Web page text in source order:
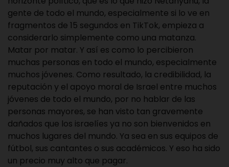
gente de todo el mundo, especialmente si lo ve en
fragmentos de 15 segundos en TikTok, empieza a
considerarlo simplemente como una matanza.
Matar por matar. Y así es como lo percibieron
muchas personas en todo el mundo, especialmente
muchos jóvenes. Como resultado, la credibilidad, la
reputación y el apoyo moral de Israel entre muchos
jóvenes de todo el mundo, por no hablar de las
personas mayores, se han visto tan gravemente
dañados que los israelíes ya no son bienvenidos en
muchos lugares del mundo. Ya sea en sus equipos de
fútbol, sus cantantes o sus académicos. Y eso ha sido
un precio muy alto que pagar.